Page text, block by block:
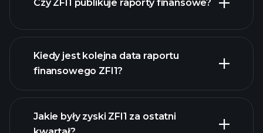
naszą listę akcji
Czy ZFI1 publikuje raporty finansowe?
finanse ZFI1
Kiedy jest kolejna data raportu
finansowego ZFI1?
Jakie były zyski ZFI1 za ostatni